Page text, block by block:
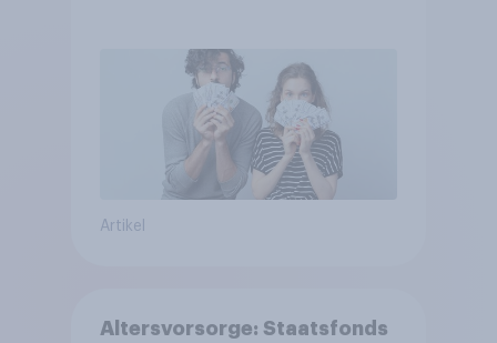
Artikel
Altersvorsorge: Staatsfonds